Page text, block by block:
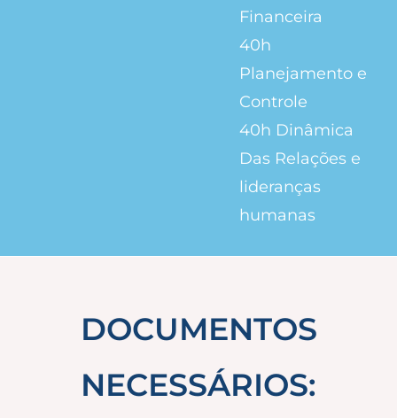
Financeira
40h
Planejamento e
Controle
40h Dinâmica
Das Relações e
lideranças
humanas
DOCUMENTOS
NECESSÁRIOS: